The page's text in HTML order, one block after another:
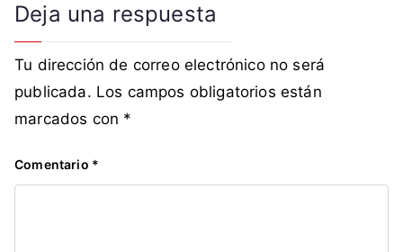
Deja una respuesta
Tu dirección de correo electrónico no será
publicada. Los campos obligatorios están
marcados con *
Comentario *